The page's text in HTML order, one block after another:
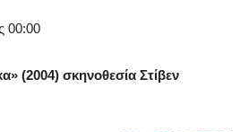
00:00
» (2004) σκηνοθεσία Στίβεν